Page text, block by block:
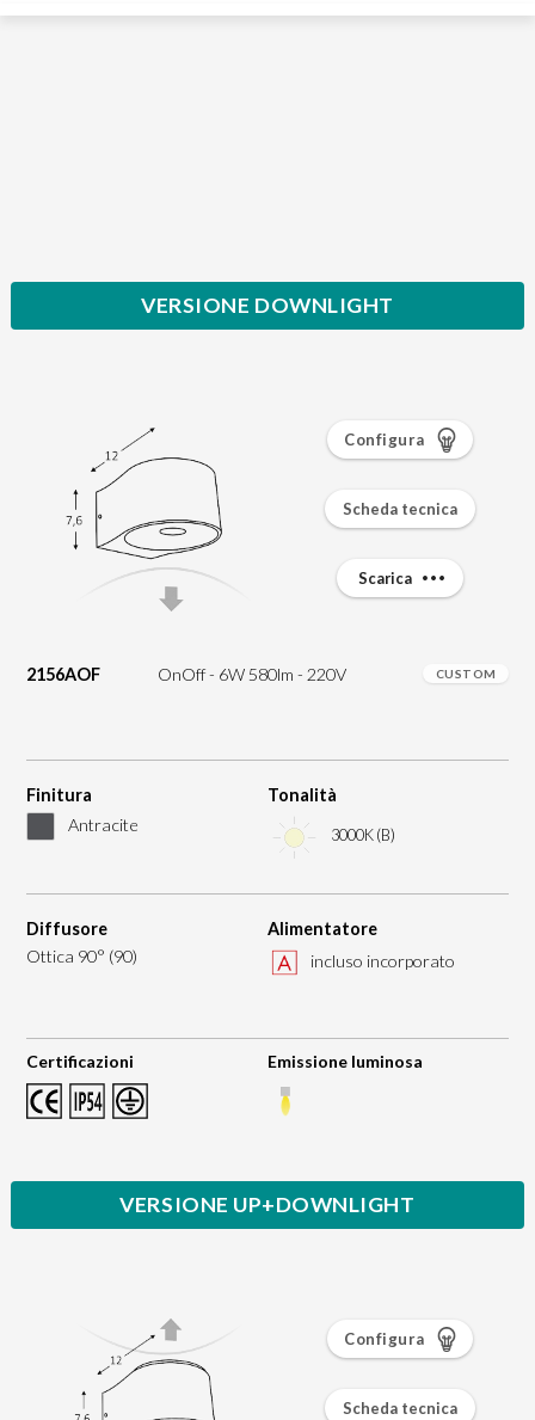
VERSIONE DOWNLIGHT
2156AOF OnOff - 6W 580lm - 220V CUSTOM
Finitura
Antracite
Tonalità
3000K (B)
Diffusore
Ottica 90° (90)
Alimentatore
incluso incorporato
Certificazioni Emissione luminosa
Configura
Scheda tecnica
Scarica
VERSIONE UP+DOWNLIGHT
Configura
Scheda tecnica